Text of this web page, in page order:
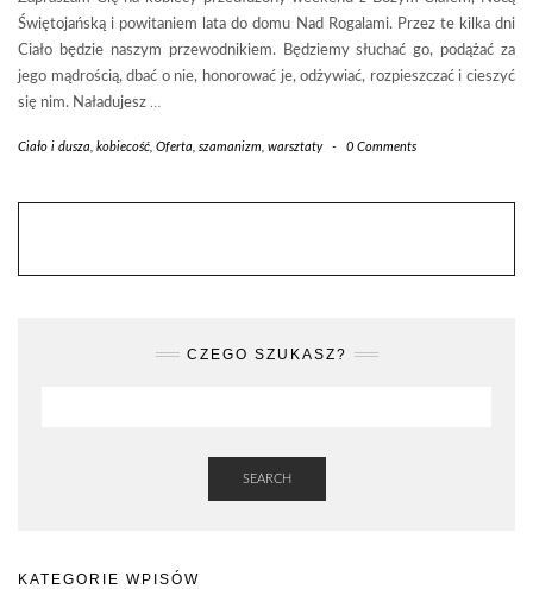
Świętojańską i powitaniem lata do domu Nad Rogalami. Przez te kilka dni
Ciało będzie naszym przewodnikiem. Będziemy słuchać go, podążać za
jego mądrością, dbać o nie, honorować je, odżywiać, rozpieszczać i cieszyć
się nim. Naładujesz …
Ciało i dusza kobiecość Oferta szamanizm warsztaty - 0 Comments
CZEGO SZUKASZ?
SEARCH
KATEGORIE WPISÓW